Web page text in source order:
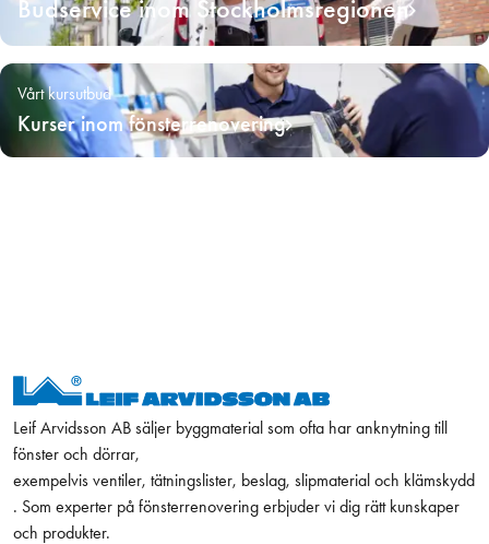
Budservice inom Stockholmsregionen
Vårt kursutbud
Kurser inom fönsterrenovering
Leif Arvidsson AB säljer byggmaterial som ofta har anknytning till
fönster och dörrar,
exempelvis ventiler, tätningslister, beslag, slipmaterial och klämskydd
. Som experter på fönsterrenovering erbjuder vi dig rätt kunskaper
och produkter.